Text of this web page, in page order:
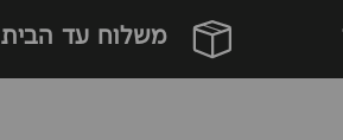
משלוח עד הבית